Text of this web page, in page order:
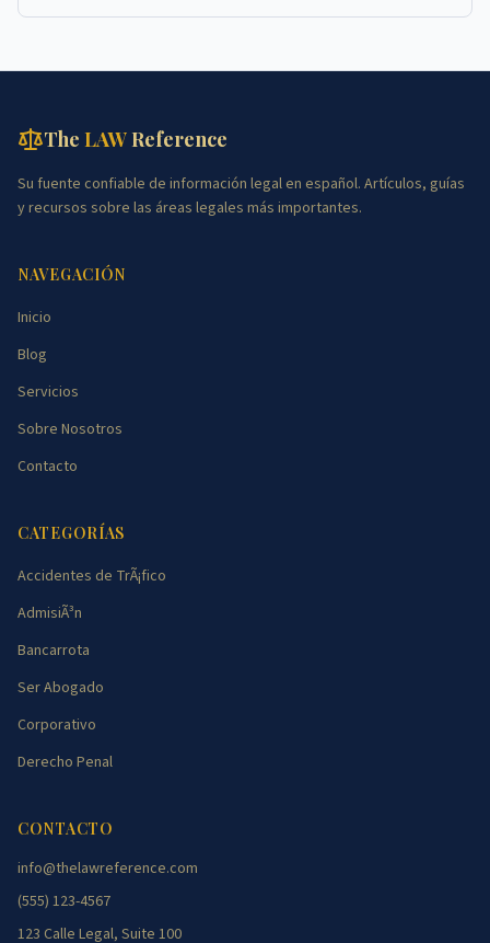
The LAWReference
Su fuente confiable de información legal en español. Artículos, guías
y recursos sobre las áreas legales más importantes.
NAVEGACIÓN
Inicio
Blog
Servicios
Sobre Nosotros
Contacto
CATEGORÍAS
Accidentes de TrÃ¡fico
AdmisiÃ³n
Bancarrota
Ser Abogado
Corporativo
Derecho Penal
CONTACTO
info@thelawreference.com
(555) 123-4567
123 Calle Legal, Suite 100